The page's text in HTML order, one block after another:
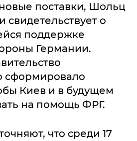
поставки, Шольц
свидетельствует о
поддержке
Германии.
сформировало
Киев и в будущем
на помощь ФРГ.
что среди 17